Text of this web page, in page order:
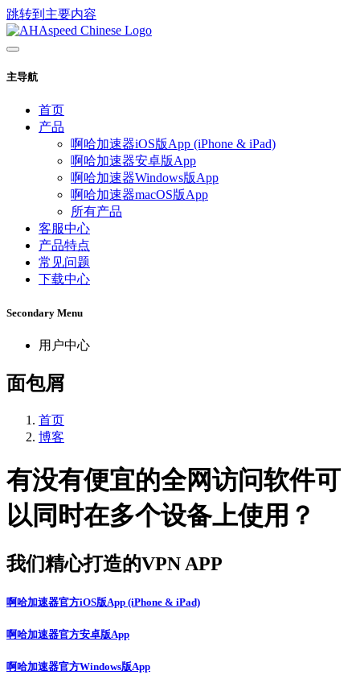
跳转到主要内容
主导航
首页
产品
啊哈加速器iOS版App (iPhone & iPad)
啊哈加速器安卓版App
啊哈加速器Windows版App
啊哈加速器macOS版App
所有产品
客服中心
产品特点
常见问题
下载中心
Secondary Menu
用户中心
面包屑
首页
博客
有没有便宜的全网访问软件可
以同时在多个设备上使用？
我们精心打造的VPN APP
啊哈加速器官方iOS版App (iPhone & iPad)
啊哈加速器官方安卓版App
啊哈加速器官方Windows版App